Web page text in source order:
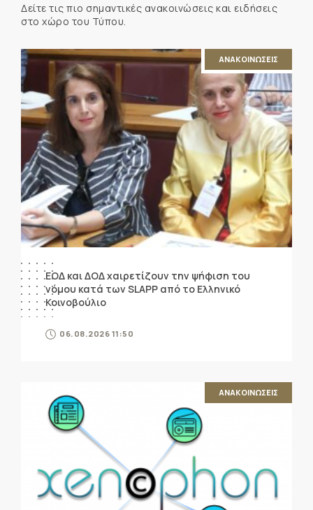
Δείτε τις πιο σημαντικές ανακοινώσεις και ειδήσεις
στο χώρο του Τύπου.
ΑΝΑΚΟΙΝΩΣΕΙΣ
ΕΟΔ και ΔΟΔ χαιρετίζουν την ψήφιση του
νόμου κατά των SLAPP από το Ελληνικό
Κοινοβούλιο
06.08.2026 11:50
ΑΝΑΚΟΙΝΩΣΕΙΣ